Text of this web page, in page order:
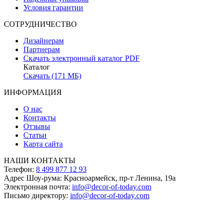
Условия гарантии
СОТРУДНИЧЕСТВО
Дизайнерам
Партнерам
Скачать электронный каталог PDF
Каталог
Скачать (171 МБ)
ИНФОРМАЦИЯ
О нас
Контакты
Отзывы
Статьи
Карта сайта
НАШИ КОНТАКТЫ
Телефон: 8 499 877 12 93
Адрес Шоу-рума: Красноармейск, пр-т Ленина, 19а
Электронная почта: info@decor-of-today.com
Письмо директору: info@decor-of-today.com